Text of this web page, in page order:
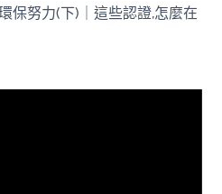
保努力(下)｜這些認證,怎麼在